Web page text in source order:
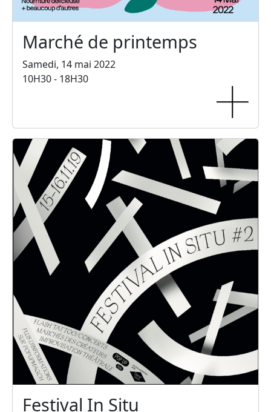
Marché de printemps
Samedi, 14 mai 2022
10H30 - 18H30
Festival In Situ